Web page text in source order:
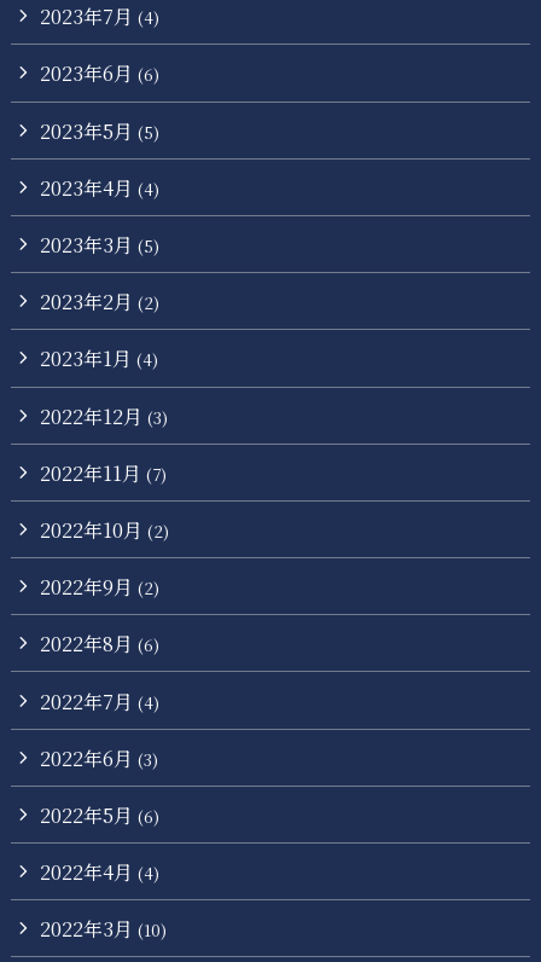
2023年7月 (4)
2023年6月 (6)
2023年5月 (5)
2023年4月 (4)
2023年3月 (5)
2023年2月 (2)
2023年1月 (4)
2022年12月 (3)
2022年11月 (7)
2022年10月 (2)
2022年9月 (2)
2022年8月 (6)
2022年7月 (4)
2022年6月 (3)
2022年5月 (6)
2022年4月 (4)
2022年3月 (10)